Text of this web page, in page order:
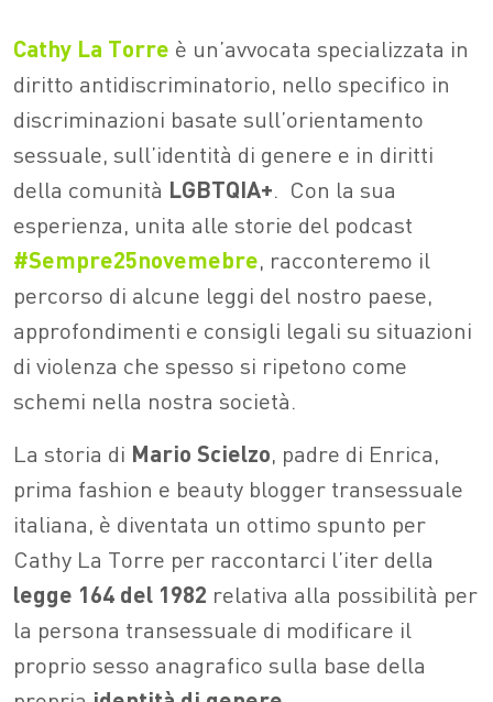
Cathy La Torre è un’avvocata specializzata in
diritto antidiscriminatorio, nello specifico in
discriminazioni basate sull’orientamento
sessuale, sull’identità di genere e in diritti
della comunità LGBTQIA+. Con la sua
esperienza, unita alle storie del podcast
#Sempre25novemebre, racconteremo il
percorso di alcune leggi del nostro paese,
approfondimenti e consigli legali su situazioni
di violenza che spesso si ripetono come
schemi nella nostra società.
La storia di Mario Scielzo, padre di Enrica,
prima fashion e beauty blogger transessuale
italiana, è diventata un ottimo spunto per
Cathy La Torre per raccontarci l’iter della
legge 164 del 1982 relativa alla possibilità per
la persona transessuale di modificare il
proprio sesso anagrafico sulla base della